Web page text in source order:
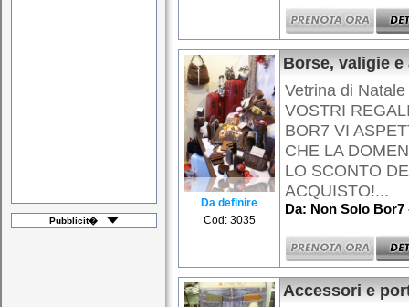
Pubblicit�
Da definire
Cod: 3035
Borse, valigie
Vetrina di
VOSTRI
BOR7 VI
CHE LA
LO SCONTO
ACQUISTO!...
Da: Non Solo
Accessori e